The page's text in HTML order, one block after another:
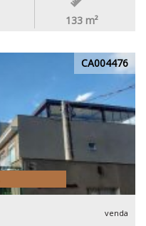
133 m²
CA004476
venda